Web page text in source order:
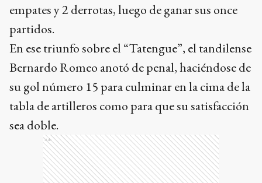
empates y 2 derrotas, luego de ganar sus once
partidos.
En ese triunfo sobre el “Tatengue”, el tandilense
Bernardo Romeo anotó de penal, haciéndose de
su gol número 15 para culminar en la cima de la
tabla de artilleros como para que su satisfacción
sea doble.
Ads